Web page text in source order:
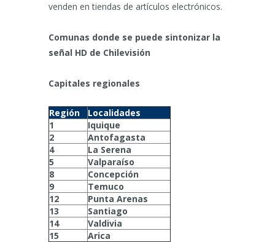
venden en tiendas de artículos electrónicos.
Comunas donde se puede sintonizar la
señal HD de Chilevisión
Capitales regionales
Región
Localidades
1
Iquique
2
Antofagasta
4
La Serena
5
Valparaíso
8
Concepción
9
Temuco
12
Punta Arenas
13
Santiago
14
Valdivia
15
Arica